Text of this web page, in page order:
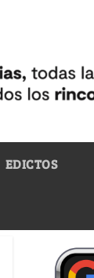
EDICTOS